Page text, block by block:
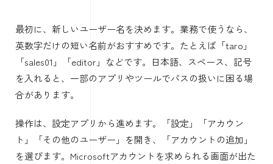
最初に、新しいユーザー名を決めます。業務で使うなら、
英数字だけの短い名前がおすすめです。たとえば「taro」
「sales01」「editor」などです。日本語、スペース、記号
を入れると、一部のアプリやツールでパスの扱いに困る場
合があります。
操作は、設定アプリから進めます。「設定」「アカウン
ト」「その他のユーザー」を開き、「アカウントの追加」
を選びます。Microsoftアカウントを求められる画面が出た